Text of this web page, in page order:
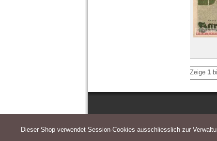
Husum
Orte mit I...
Zeige 1
Dieser Shop verwendet Session-Cookies ausschliesslich zur